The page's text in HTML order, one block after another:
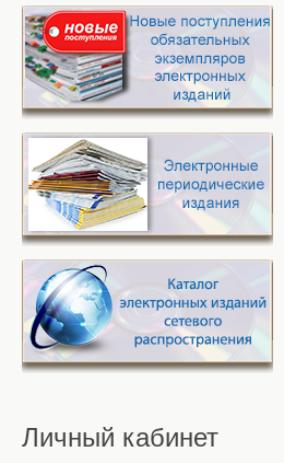
Личный кабинет